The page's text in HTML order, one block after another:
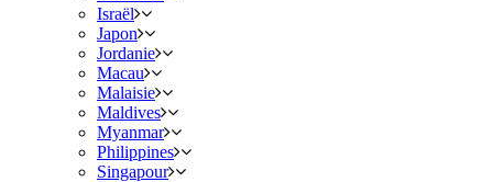
Israël
Japon
Jordanie
Macau
Malaisie
Maldives
Myanmar
Philippines
Singapour